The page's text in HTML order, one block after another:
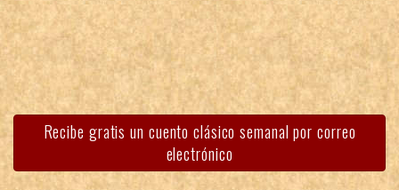
Recibe gratis un cuento clásico semanal por correo
electrónico